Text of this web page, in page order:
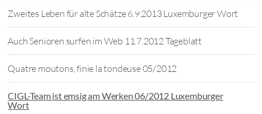
Zweites Leben für alte Schätze 6.9.2013 Luxemburger Wort
Auch Senioren surfen im Web 11.7.2012 Tageblatt
Quatre moutons, finie la tondeuse 05/2012
CIGL-Team ist emsig am Werken 06/2012 Luxemburger
Wort